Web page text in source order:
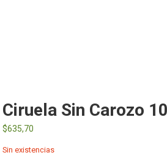
Ciruela Sin Carozo
$635,70
Sin existencias